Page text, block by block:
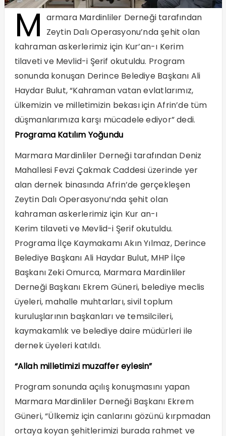
M armara Mardinliler Derneği tarafından
Zeytin Dalı Operasyonu’nda şehit olan
kahraman askerlerimiz için Kur’an-ı Kerim
tilaveti ve Mevlid-i Şerif okutuldu. Program
sonunda konuşan Derince Belediye Başkanı Ali
Haydar Bulut, “Kahraman vatan evlatlarımız,
ülkemizin ve milletimizin bekası için Afrin’de tüm
düşmanlarımıza karşı mücadele ediyor” dedi.
Programa Katılım Yoğundu
Marmara Mardinliler Derneği tarafından Deniz
Mahallesi Fevzi Çakmak Caddesi üzerinde yer
alan dernek binasında Afrin’de gerçekleşen
Zeytin Dalı Operasyonu’nda şehit olan
kahraman askerlerimiz için Kur an-ı
Kerim tilaveti ve Mevlid-i Şerif okutuldu.
Programa İlçe Kaymakamı Akın Yılmaz, Derince
Belediye Başkanı Ali Haydar Bulut, MHP İlçe
Başkanı Zeki Omurca, Marmara Mardinliler
Derneği Başkanı Ekrem Güneri, belediye meclis
üyeleri, mahalle muhtarları, sivil toplum
kuruluşlarının başkanları ve temsilcileri,
kaymakamlık ve belediye daire müdürleri ile
dernek üyeleri katıldı.
“Allah milletimizi muzaffer eylesin”
Program sonunda açılış konuşmasını yapan
Marmara Mardinliler Derneği Başkanı Ekrem
Güneri, “Ülkemiz için canlarını gözünü kırpmadan
ortaya koyan şehitlerimizi burada rahmet ve